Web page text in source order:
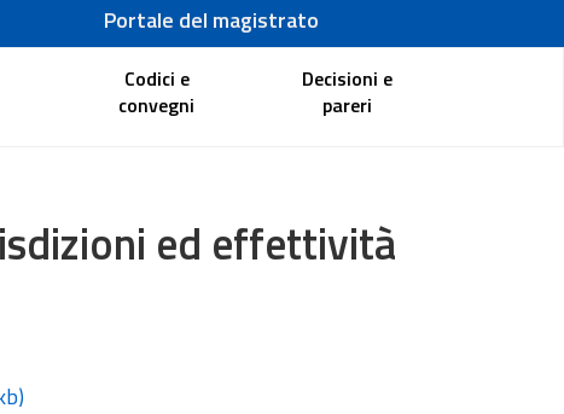
Portale del magistrato
Codici e
convegni
Decisioni e
pareri
ed effettività